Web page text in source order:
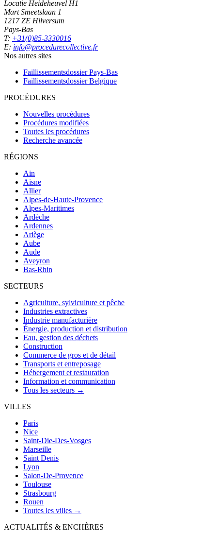
Locatie Heideheuvel H1
Mart Smeetslaan 1
1217 ZE Hilversum
Pays-Bas
T: +31(0)85-3330016
E: info@procedurecollective.fr
Nos autres sites
Faillissementsdossier Pays-Bas
Faillissementsdossier Belgique
PROCÉDURES
Nouvelles procédures
Procédures modifiées
Toutes les procédures
Recherche avancée
RÉGIONS
Ain
Aisne
Allier
Alpes-de-Haute-Provence
Alpes-Maritimes
Ardèche
Ardennes
Ariège
Aube
Aude
Aveyron
Bas-Rhin
SECTEURS
Agriculture, sylviculture et pêche
Industries extractives
Industrie manufacturière
Énergie, production et distribution
Eau, gestion des déchets
Construction
Commerce de gros et de détail
Transports et entreposage
Hébergement et restauration
Information et communication
Tous les secteurs →
VILLES
Paris
Nice
Saint-Die-Des-Vosges
Marseille
Saint Denis
Lyon
Salon-De-Provence
Toulouse
Strasbourg
Rouen
Toutes les villes →
ACTUALITÉS & ENCHÈRES